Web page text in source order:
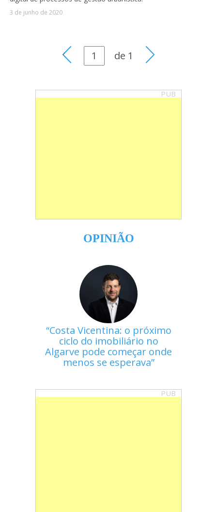
3 de junho de 2020
de 1
PUB
OPINIÃO
Costa Vicentina: o próximo
ciclo do imobiliário no
Algarve pode começar onde
menos se esperava
PUB